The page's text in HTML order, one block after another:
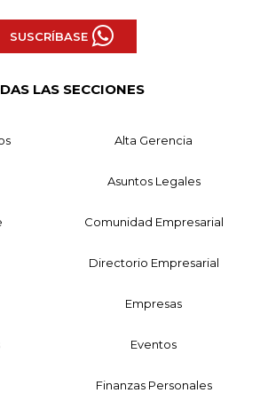
SUSCRÍBASE
LAS SECCIONES
Alta Gerencia
Asuntos Legales
Comunidad Empresarial
Directorio Empresarial
Empresas
Eventos
Finanzas Personales